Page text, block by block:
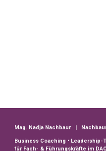
Mag. Nadja Nachbaur |
Business Coaching •
für Fach- & Führungskräfte im